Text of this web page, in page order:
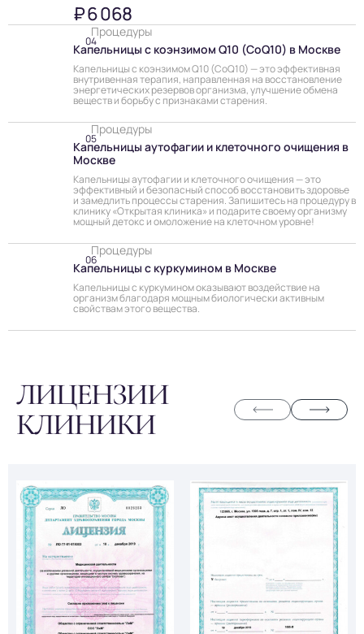
₽ 6 068
Процедуры
Капельницы с коэнзимом Q10 (CoQ10) в Москве
Капельницы с коэнзимом Q10 (CoQ10) — это эффективная
внутривенная терапия, направленная на восстановление
энергетических резервов организма, улучшение обмена
веществ и борьбу с признаками старения.
04
Процедуры
Капельницы аутофагии и клеточного очищения в
Москве
Капельницы аутофагии и клеточного очищения — это
эффективный и безопасный способ восстановить здоровье
и замедлить процессы старения. Запишитесь на процедуру в
клинику «Открытая клиника» и подарите своему организму
мощный детокс и омоложение на клеточном уровне!
05
Процедуры
Капельницы с куркумином в Москве
Капельницы с куркумином оказывают воздействие на
организм благодаря мощным биологически активным
свойствам этого вещества.
06
ЛИЦЕНЗИИ
КЛИНИКИ